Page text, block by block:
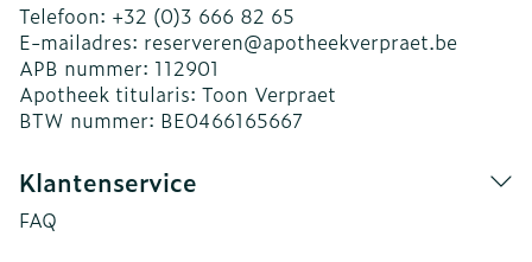
Telefoon: +32 (0)3 666 82 65
E-mailadres: reserveren@apotheekverpraet.be
APB nummer: 112901
Apotheek titularis: Toon Verpraet
BTW nummer: BE0466165667
Klantenservice
FAQ